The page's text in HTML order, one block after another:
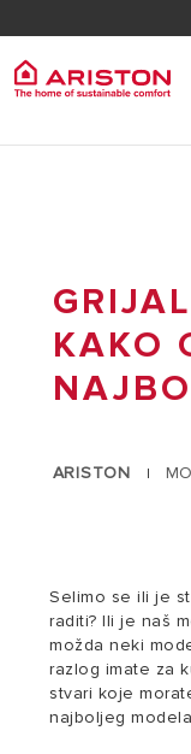
KAKO
ARISTON |
Selimo se ili je
raditi? Ili je naš
možda neki
razlog imate za
stvari koje
najboljeg